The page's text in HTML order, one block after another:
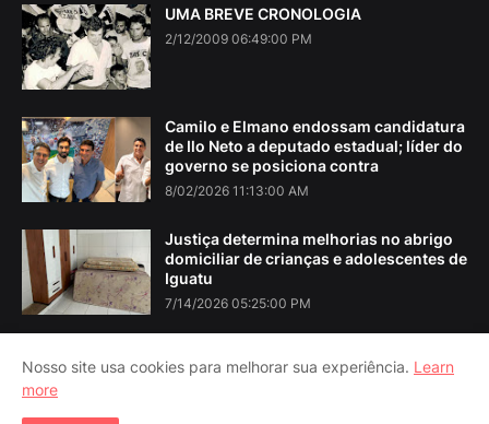
UMA BREVE CRONOLOGIA
2/12/2009 06:49:00 PM
Camilo e Elmano endossam candidatura
de Ilo Neto a deputado estadual; líder do
governo se posiciona contra
8/02/2026 11:13:00 AM
Justiça determina melhorias no abrigo
domiciliar de crianças e adolescentes de
Iguatu
7/14/2026 05:25:00 PM
Nosso site usa cookies para melhorar sua experiência. Learn
more